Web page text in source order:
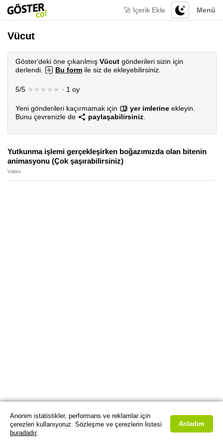
Menü
🚀 İçerik Ekle
Vücut
Göster'deki öne çıkarılmış Vücut gönderileri sizin için
derlendi.
Bu form ile siz de ekleyebilirsiniz.
5/5 ★★★★★ · 1 oy
Yeni gönderileri kaçırmamak için yer imlerine ekleyin.
Bunu çevrenizle de
paylaşabilirsiniz
Yutkunma işlemi gerçekleşirken boğazımızda olan bitenin
animasyonu (Çok şaşırabilirsiniz)
Video
Anonim istatistikler, performans ve reklamlar için
çerezleri kullanıyoruz. Sözleşme ve çerezlerin listesi
buradadır.
Anladım